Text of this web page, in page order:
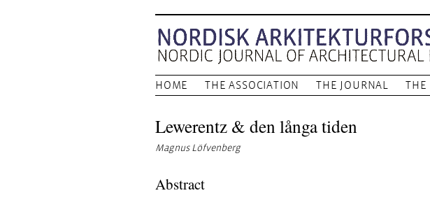
HOME THE ASSOCIATION THE JOURNAL THE
Lewerentz & den långa tiden
Magnus Löfvenberg
Abstract